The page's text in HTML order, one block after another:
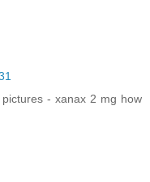
- xanax 2 mg how